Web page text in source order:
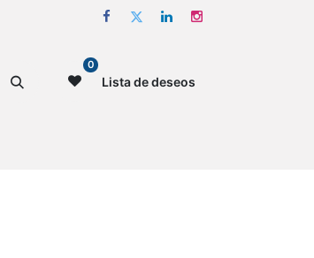
0
Lista de deseos